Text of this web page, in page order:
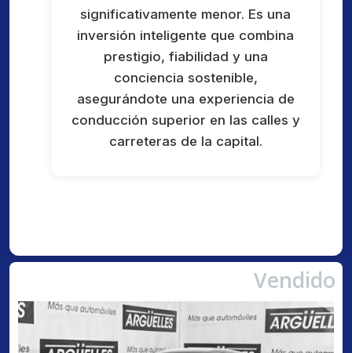
significativamente menor. Es una
inversión inteligente que combina
prestigio, fiabilidad y una
conciencia sostenible,
asegurándote una experiencia de
conducción superior en las calles y
carreteras de la capital.
Vendido